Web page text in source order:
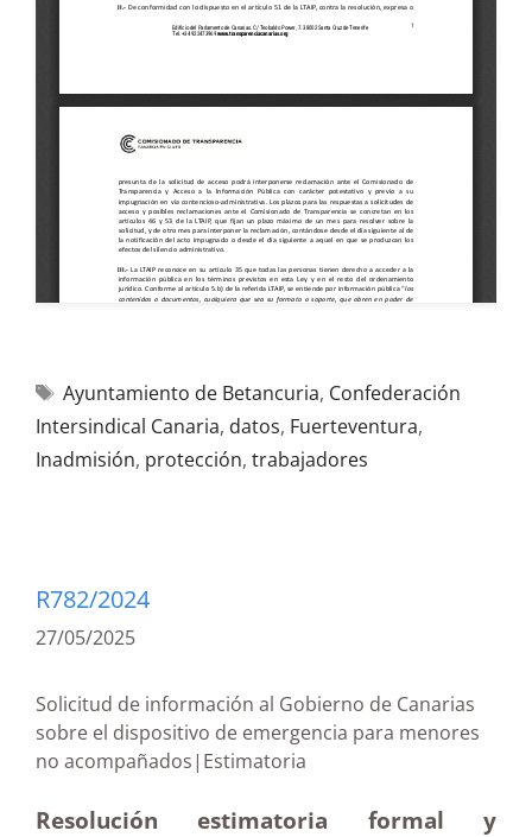
Ayuntamiento de Betancuria, Confederación
Intersindical Canaria, datos, Fuerteventura,
Inadmisión, protección, trabajadores
R782/2024
27/05/2025
Solicitud de información al Gobierno de Canarias
sobre el dispositivo de emergencia para menores
no acompañados|Estimatoria
Resolución estimatoria formal y